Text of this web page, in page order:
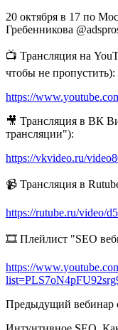
20 октября в 17 по
Гребенникова
📺 Трансляция на
чтобы не пропустить):
https://
🎥 Трансляция в ВК
трансляции"):
https://vkvideo.ru/
📹 Трансляция в
https://rutube.ru/video/
🎞 Плейлист "SEO
https://
Предыдущий вебинар